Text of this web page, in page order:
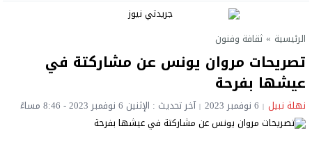
الرئيسية » ثقافة وفنون
تصريحات مروان يونس عن مشاركتة في
عيشها بفرحة
نهلة نبيل 6 نوفمبر 2023 آخر تحديث : الإثنين 6 نوفمبر 2023 - 8:46 مساءً